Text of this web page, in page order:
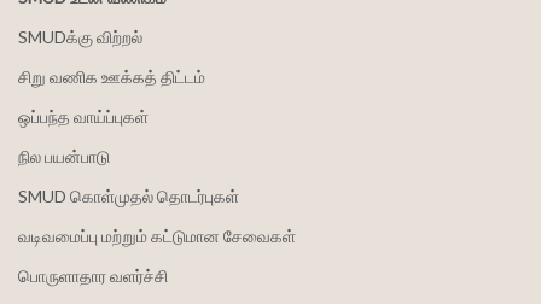
SMUDக்கு விற்றல்
சிறு வணிக ஊக்கத் திட்டம்
ஒப்பந்த வாய்ப்புகள்
நில பயன்பாடு
SMUD கொள்முதல் தொடர்புகள்
வடிவமைப்பு மற்றும் கட்டுமான சேவைகள்
பொருளாதார வளர்ச்சி